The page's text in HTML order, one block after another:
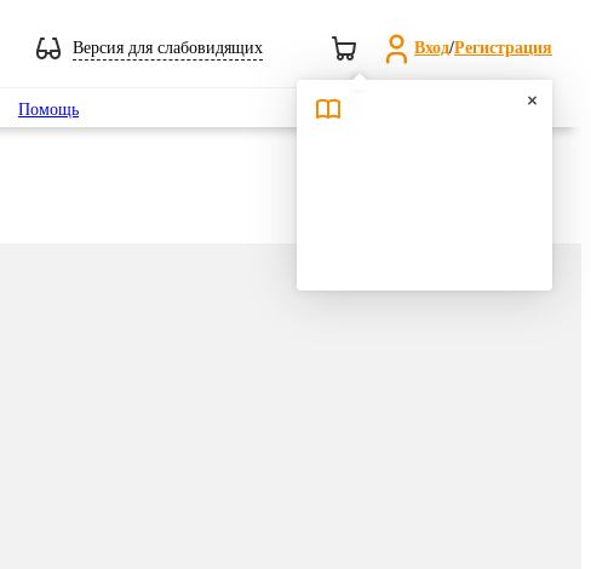
Версия для слабовидящих Вход/Регистрация
Помощь Поиск